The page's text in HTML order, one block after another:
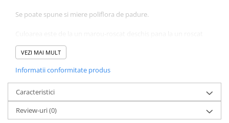
Senzatii/Thriller
Teatru
Teens Book Club
Umor
Birotica & Papetarie
Adezivi si benzi adezive
Se poate spune si miere poliflora de padure.
inchis.
proces fizic natural, care nu inrautateste calitatea ei.
Mierea de padure contine vitaminele grupului B si vitamina C. De
asemenea, mierea contine enzime: invertaza, amilaza, catalaza,
acizi organici: lactic, gluconic. Este bogata si in saruri minerale:
fier, potasiu, calciu, fosfor, magneziu, seleniu, etc.
VEZI MAI MULT
Informatii conformitate produs
Caracteristici
Review-uri(0)